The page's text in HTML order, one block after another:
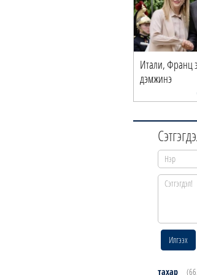
Итали, Франц
дэмжинэ
Илгээх
тахар